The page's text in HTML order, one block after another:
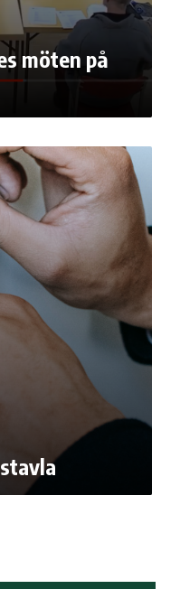
möten på